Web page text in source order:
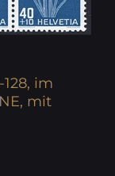
im
mit